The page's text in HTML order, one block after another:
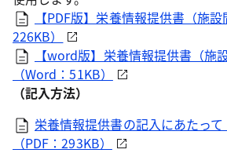
【PDF版】栄養情報提供書（施
226KB）
【word版】栄養情報提供書（施
（Word：51KB）
（記入方法）
栄養情報提供書の記入にあたって
（PDF：293KB）